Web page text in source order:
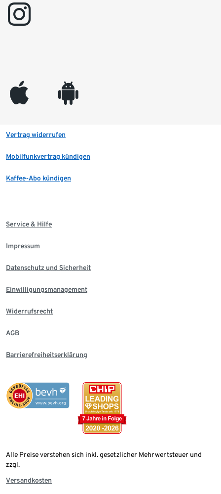
instagram
appleinc android
Vertrag widerrufen
Mobilfunkvertrag kündigen
Kaffee-Abo kündigen
Service & Hilfe
Impressum
Datenschutz und Sicherheit
Einwilligungsmanagement
Widerrufsrecht
AGB
Barrierefreiheitserklärung
Alle Preise verstehen sich inkl. gesetzlicher Mehrwertsteuer und
zzgl.
Versandkosten